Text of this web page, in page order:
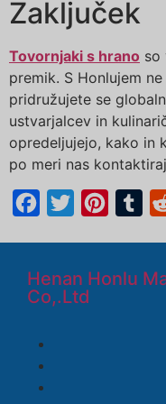
Zaključek
Tovornjaki s hrano so
premik. S Honlujem
pridružujete se
ustvarjalcev in
opredeljujejo, kako in
po meri nas
Facebook
Twitter
Henan Honlu
Co,.Ltd